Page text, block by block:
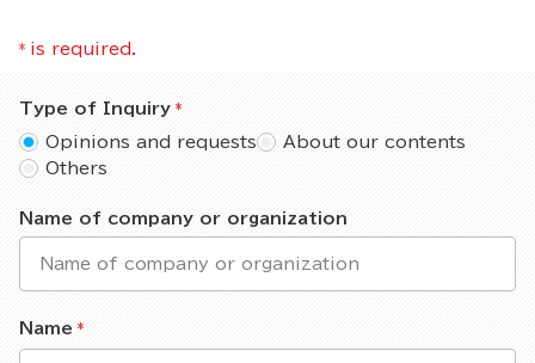
* is required.
Type of Inquiry
Opinions and requests
About our contents
Others
Name of company or organization
Name